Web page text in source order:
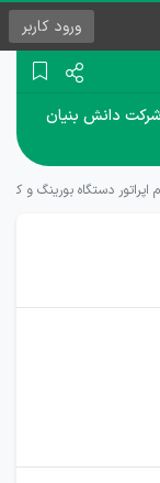
ورود کاربر
شرکت دانش بنیان
اپراتور دستگاه بورینگ و